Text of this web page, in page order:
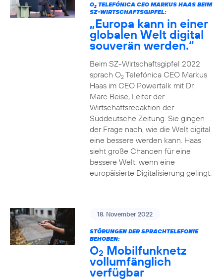
O2TELEFÓNICA CEO MARKUS HAAS BEIM
SZ-WIRTSCHAFTSGIPFEL:
„Europa kann in einer
globalen Welt digital
souverän werden.“
Beim SZ-Wirtschaftsgipfel 2022
sprach O2Telefónica CEO Markus
Haas im CEO Powertalk mit Dr.
Marc Beise, Leiter der
Wirtschaftsredaktion der
Süddeutsche Zeitung. Sie gingen
der Frage nach, wie die Welt digital
eine bessere werden kann. Haas
sieht große Chancen für eine
bessere Welt, wenn eine
europäisierte Digitalisierung gelingt.
18. November 2022
STÖRUNGEN DER SPRACHTELEFONIE
BEHOBEN:
O2 Mobilfunknetz
vollumfänglich
verfügbar